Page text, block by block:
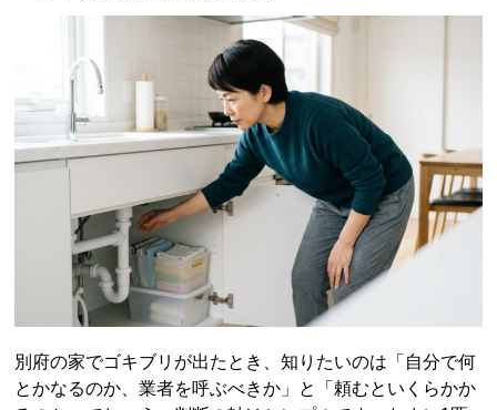
別府の家でゴキブリが出たとき、知りたいのは「自分で何
とかなるのか、業者を呼ぶべきか」と「頼むといくらかか